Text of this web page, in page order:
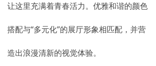
让这里充满着青春活力。优雅和谐的颜色
搭配与“多元化”的展厅形象相匹配，并营
造出浪漫清新的视觉体验。